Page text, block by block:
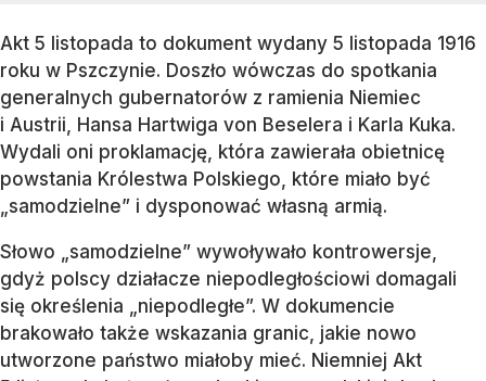
Akt 5 listopada to dokument wydany 5 listopada 1916
roku w Pszczynie. Doszło wówczas do spotkania
generalnych gubernatorów z ramienia Niemiec
i Austrii, Hansa Hartwiga von Beselera i Karla Kuka.
Wydali oni proklamację, która zawierała obietnicę
powstania Królestwa Polskiego, które miało być
„samodzielne” i dysponować własną armią.
Słowo „samodzielne” wywoływało kontrowersje,
gdyż polscy działacze niepodległościowi domagali
się określenia „niepodległe”. W dokumencie
brakowało także wskazania granic, jakie nowo
utworzone państwo miałoby mieć. Niemniej Akt